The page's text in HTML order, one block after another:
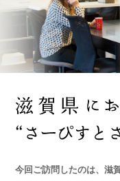
今回ご訪問したのは、滋